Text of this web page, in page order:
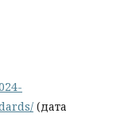
(дата